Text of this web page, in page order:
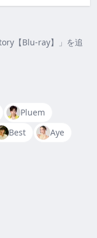
【Blu-ray】」を追
Pluem
Best
Aye